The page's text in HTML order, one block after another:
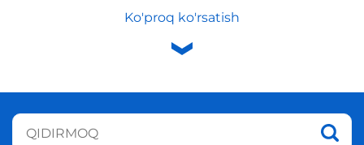
Ko'proq ko'rsatish